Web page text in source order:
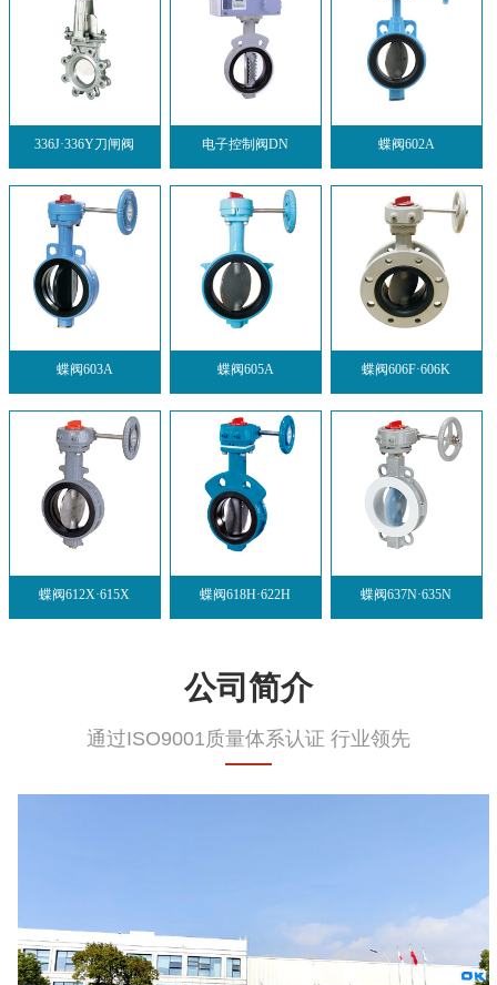
336J·336Y刀闸阀 电子控制阀DN 蝶阀602A
蝶阀603A 蝶阀605A 蝶阀606F·606K
蝶阀612X·615X 蝶阀618H·622H 蝶阀637N·635N
公司简介
通过ISO9001质量体系认证 行业领先